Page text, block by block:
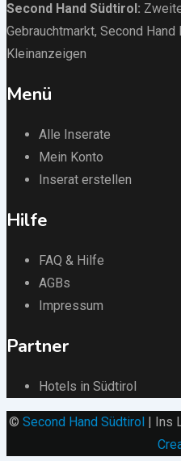
Second Hand Südtirol :
Gebrauchtmarkt, Second Hand
Kleinanzeigen
Menü
Alle Inserate
Mein Konto
Inserat erstellen
Hilfe
FAQ & Hilfe
AGBs
Impressum
Partner
Hotels in Südtirol
© Second Hand Südtirol | Ins